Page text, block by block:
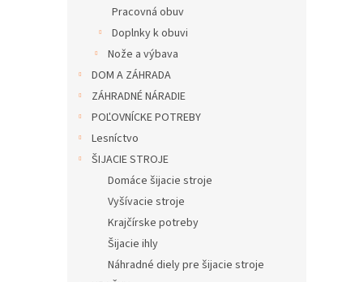
Pracovná obuv
Doplnky k obuvi
Nože a výbava
DOM A ZÁHRADA
ZÁHRADNÉ NÁRADIE
POĽOVNÍCKE POTREBY
Lesníctvo
ŠIJACIE STROJE
Domáce šijacie stroje
Vyšívacie stroje
Krajčírske potreby
Šijacie ihly
Náhradné diely pre šijacie stroje